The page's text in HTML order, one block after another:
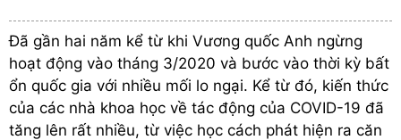
Đã gần hai năm kể từ khi Vương quốc Anh ngừng
hoạt động vào tháng 3/2020 và bước vào thời kỳ bất
ổn quốc gia với nhiều mối lo ngại. Kể từ đó, kiến ​​thức
của các nhà khoa học về tác động của COVID-19 đã
tăng lên rất nhiều, từ việc học cách phát hiện ra căn